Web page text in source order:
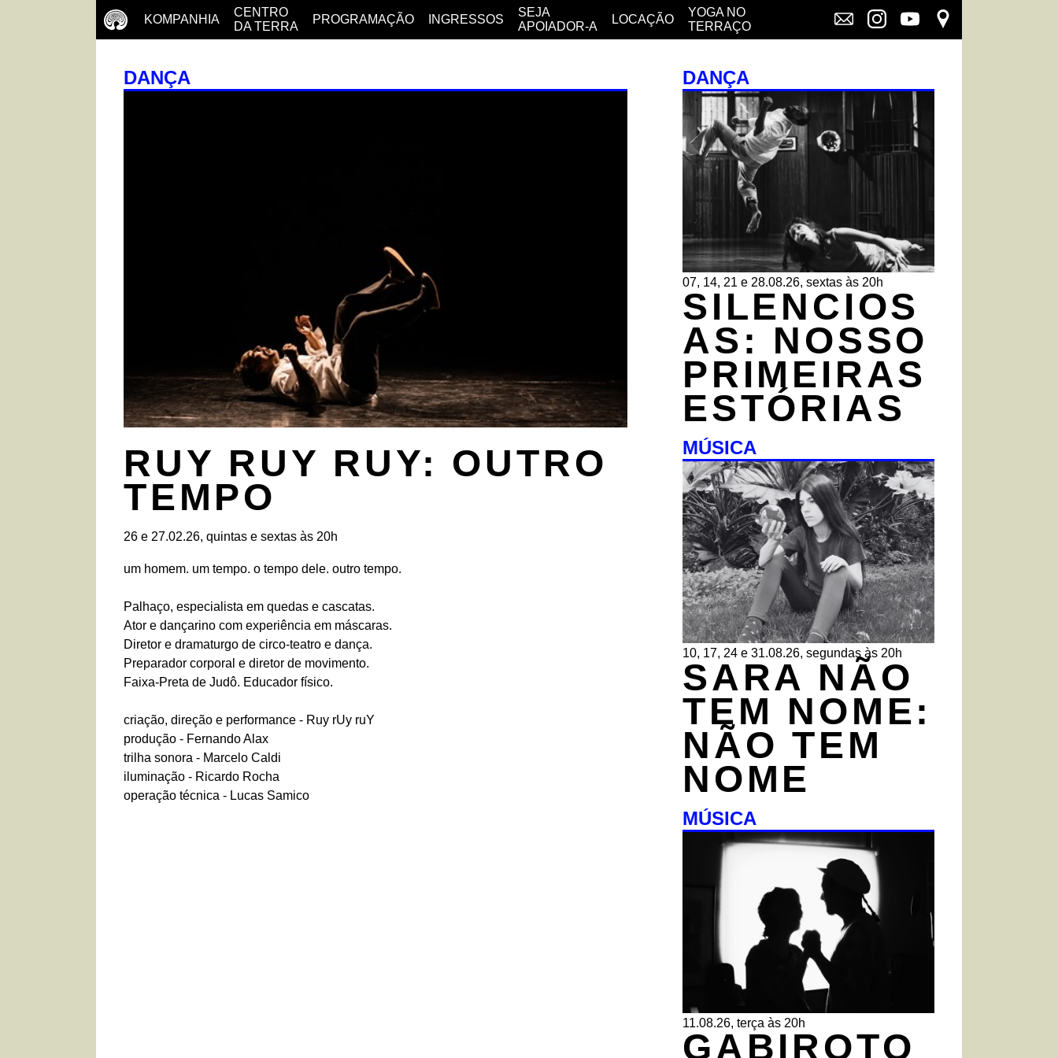
KOMPANHIA
CENTRO
DA TERRA
PROGRAMAÇÃO INGRESSOS
SEJA
APOIADOR-A
LOCAÇÃO
YOGA NO
TERRAÇO
DANÇA
RUY RUY RUY: OUTRO
TEMPO
26 e 27.02.26, quintas e sextas às 20h
um homem. um tempo. o tempo dele. outro tempo.
Palhaço, especialista em quedas e cascatas.
Ator e dançarino com experiência em máscaras.
Diretor e dramaturgo de circo-teatro e dança.
Preparador corporal e diretor de movimento.
Faixa-Preta de Judô. Educador físico.
criação, direção e performance - Ruy rUy ruY
produção - Fernando Alax
trilha sonora - Marcelo Caldi
iluminação - Ricardo Rocha
operação técnica - Lucas Samico
DANÇA
07, 14, 21 e 28.08.26, sextas às 20h
SILENCIOS
AS: NOSSO
PRIMEIRAS
ESTÓRIAS
MÚSICA
10, 17, 24 e 31.08.26, segundas às 20h
SARA NÃO
TEM NOME:
NÃO TEM
NOME
MÚSICA
11.08.26, terça às 20h
GABIROTO